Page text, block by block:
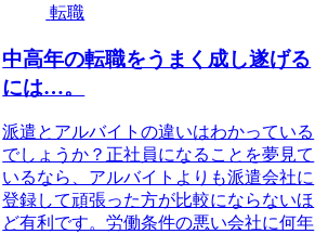
転職
中高年の転職をうまく成し遂げる
には…。
派遣とアルバイトの違いはわかっている
でしょうか？正社員になることを夢見て
いるなら、アルバイトよりも派遣会社に
登録して頑張った方が比較にならないほ
ど有利です。労働条件の悪い会社に何年